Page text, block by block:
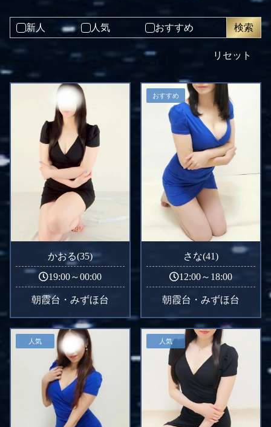
新人 人気 おすすめ
リセット
かおる(35)
19:00～00:00
朝霞台・みずほ台
おすすめ
さな(41)
12:00～18:00
朝霞台・みずほ台
人気 人気